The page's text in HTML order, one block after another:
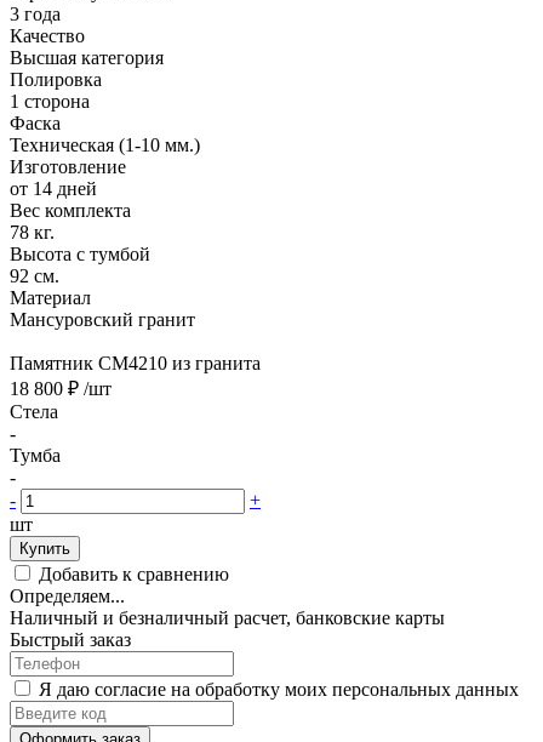
3 года
Качество
Высшая категория
Полировка
1 сторона
Фаска
Техническая (1-10 мм.)
Изготовление
от 14 дней
Вес комплекта
78 кг.
Высота с тумбой
92 см.
Материал
Мансуровский гранит
Памятник CM4210 из гранита
18 800 ₽ /шт
Стела
-
Тумба
-
-
+
шт
Купить
Добавить к сравнению
Определяем...
Наличный и безналичный расчет, банковские карты
Быстрый заказ
Я даю согласие на обработку моих персональных данных